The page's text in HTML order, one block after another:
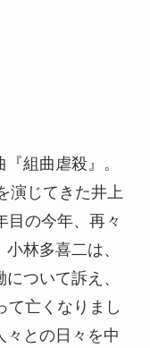
組曲虐殺』。
演じてきた井上
目の今年、再々
林多喜二は、
ついて訴え、
て亡くなりまし
々との日々を中